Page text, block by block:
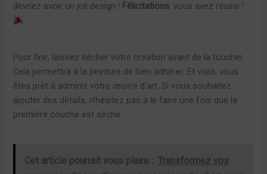
devriez avoir un joli design ! Félicitations, vous avez réussi !
Pour finir, laissez sécher votre création avant de la toucher.
Cela permettra à la peinture de bien adhérer. Et voilà, vous
êtes prêt à admirer votre œuvre d’art. Si vous souhaitez
ajouter des détails, n’hésitez pas à le faire une fois que la
première couche est sèche.
Cet article pourrait vous plaire : Transformez vos